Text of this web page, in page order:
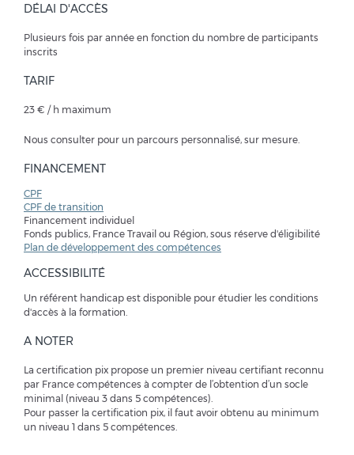
DÉLAI D'ACCÈS
Plusieurs fois par année en fonction du nombre de participants
inscrits
TARIF
23 € / h maximum
Nous consulter pour un parcours personnalisé, sur mesure.
FINANCEMENT
CPF
CPF de transition
Financement individuel
Fonds publics, France Travail ou Région, sous réserve d'éligibilité
Plan de développement des compétences
ACCESSIBILITÉ
Un référent handicap est disponible pour étudier les conditions
d'accès à la formation.
A NOTER
La certification pix propose un premier niveau certifiant reconnu
par France compétences à compter de l’obtention d’un socle
minimal (niveau 3 dans 5 compétences).
Pour passer la certification pix, il faut avoir obtenu au minimum
un niveau 1 dans 5 compétences.